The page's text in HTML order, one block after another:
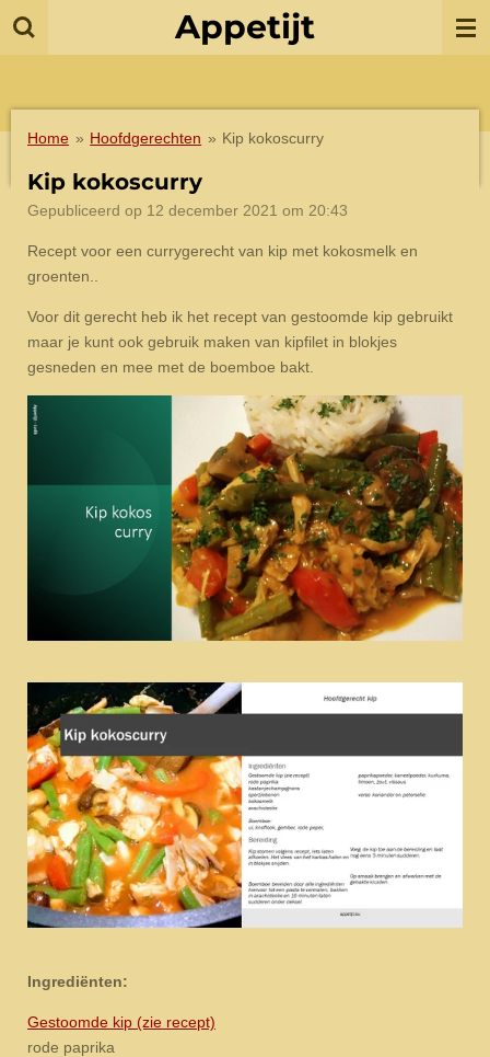
Ga
Appetijt
Home » Hoofdgerechten » Kip kokoscurry
Kip kokoscurry
Gepubliceerd op 12 december 2021 om 20:43
Recept voor een currygerecht van kip met kokosmelk en
groenten..
Voor dit gerecht heb ik het recept van gestoomde kip gebruikt
maar je kunt ook gebruik maken van kipfilet in blokjes
gesneden en mee met de boemboe bakt.
Ingrediënten:
Gestoomde kip (zie recept)
rode paprika